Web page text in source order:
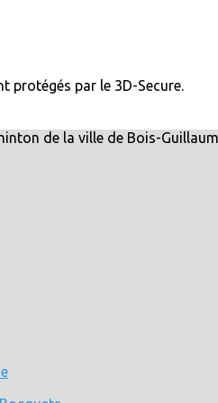
protégés par le 3D-Secure.
de la ville de Bois-